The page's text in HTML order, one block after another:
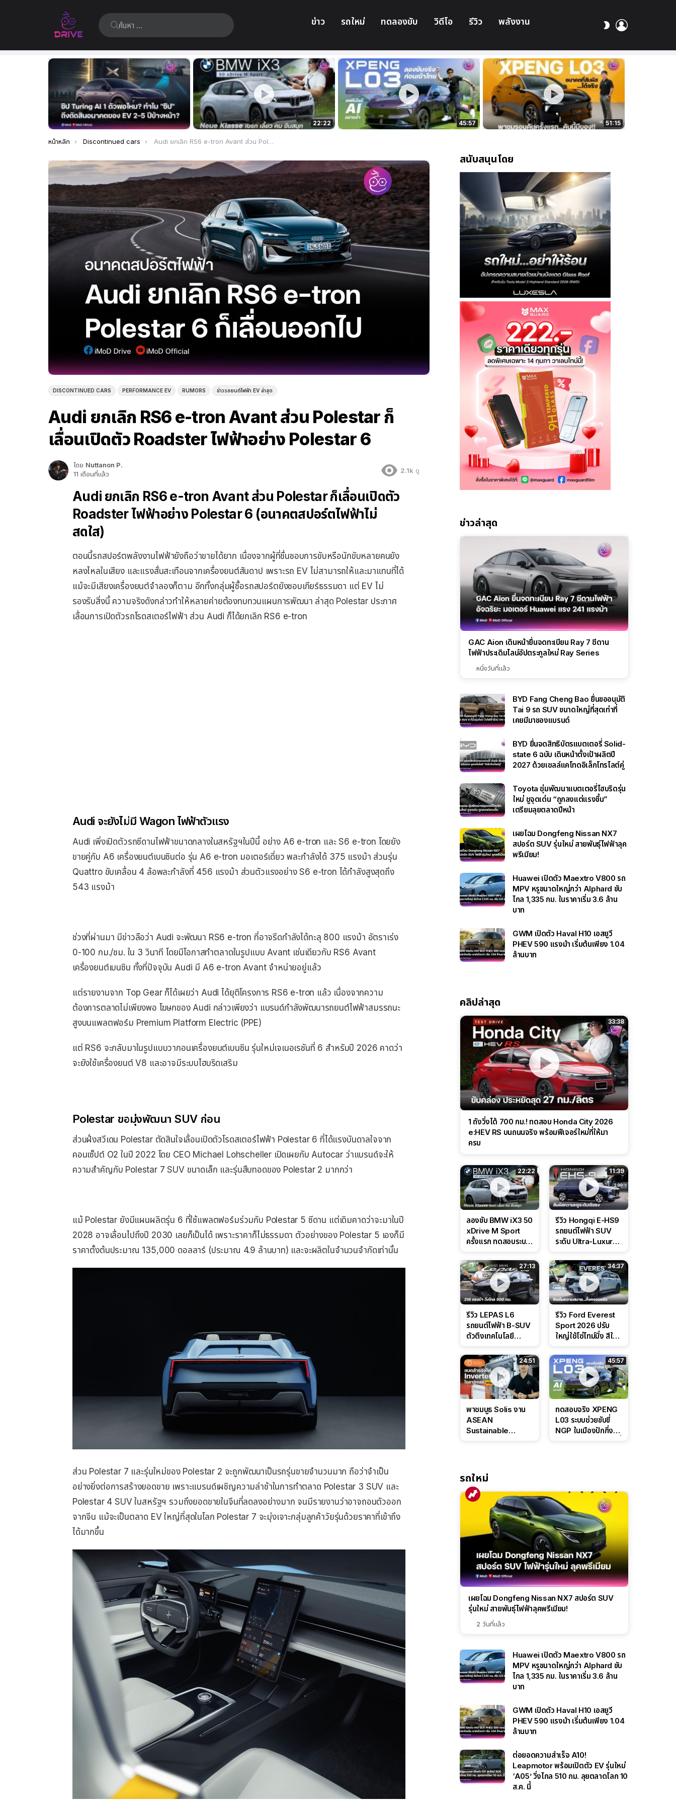
ค้นหา: ข่าว รถใหม่ ทดลองขับ วิดีโอ รีวิว พลังงาน
สลับ
เรื่อง
ล่าสุด
22:22 45:57 51:15
คุณอยู่ที่นี่:
หน้าหลัก Discontinued cars Audi ยกเลิก RS6 e-tron Avant ส่วน Polestar ก็เลื่อนเปิดตัว Roadster ไฟฟ้าอย่าง Polestar 6
DISCONTINUED CARS PERFORMANCE EV RUMORS ข่าวรถยนต์ไฟฟ้า EV ล่าสุด
Audi ยกเลิก RS6 e-tron Avant ส่วน Polestar ก็
เลื่อนเปิดตัว Roadster ไฟฟ้าอย่าง Polestar 6
โดย Nuttanon P.
11 เดือนที่แล้ว
2.1k ดู
Audi ยกเลิก RS6 e-tron Avant ส่วน Polestar ก็เลื่อนเปิดตัว
Roadster ไฟฟ้าอย่าง Polestar 6 (อนาคตสปอร์ตไฟฟ้าไม่
สดใส)
ตอนนี้รถสปอร์ตพลังงานไฟฟ้ายังถือว่าขายได้ยาก เนื่องจากผู้ที่ชื่นชอบการขับหรือนักขับหลายคนยัง
หลงไหลในเสียง และแรงสั่นสะเทือนจากเครื่องยนต์สันดาป เพราะรถ EV ไม่สามารถให้และมาแทนที่ได้
แม้จะมีเสียงเครื่องยนต์จำลองก็ตาม อีกทั้งกลุ่มผู้ซื้อรถสปอร์ตยังชอบเกียร์ธรรมดา แต่ EV ไม่
รองรับสิ่งนี้ ความจริงดังกล่าวทำให้หลายค่ายต้องทบทวนแผนการพัฒนา ล่าสุด Polestar ประกาศ
เลื่อนการเปิดตัวรถโรดสเตอร์ไฟฟ้า ส่วน Audi ก็ได้ยกเลิก RS6 e-tron
Audi จะยังไม่มี Wagon ไฟฟ้าตัวแรง
Audi เพิ่งเปิดตัวรถซีดานไฟฟ้าขนาดกลางในสหรัฐฯในปีนี้ อย่าง A6 e-tron และ S6 e-tron โดยยัง
ขายคู่กับ A6 เครื่องยนต์เบนซินต่อ รุ่น A6 e-tron มอเตอร์เดี่ยว พละกำลังได้ 375 แรงม้า ส่วนรุ่น
Quattro ขับเคลื่อน 4 ล้อพละกำลังที่ 456 แรงม้า ส่วนตัวแรงอย่าง S6 e-tron ได้กำลังสูงสุดถึง
543 แรงม้า
ช่วงที่ผ่านมา มีข่าวลือว่า Audi จะพัฒนา RS6 e-tron ที่อาจรีดกำลังได้ทะลุ 800 แรงม้า อัตราเร่ง
0-100 กม./ชม. ใน 3 วินาที โดยมีโอกาสทำตลาดในรูปแบบ Avant เช่นเดียวกับ RS6 Avant
เครื่องยนต์เบนซิน ทั้งที่ปัจจุบัน Audi มี A6 e-tron Avant จำหน่ายอยู่แล้ว
แต่รายงานจาก Top Gear ก็ได้เผยว่า Audi ได้ยุติโครงการ RS6 e-tron แล้ว เนื่องจากความ
ต้องการตลาดไม่เพียงพอ โฆษกของ Audi กล่าวเพียงว่า แบรนด์กำลังพัฒนารถยนต์ไฟฟ้าสมรรถนะ
สูงบนแพลตฟอร์ม Premium Platform Electric (PPE)
แต่ RS6 จะกลับมาในรูปแบบวากอนเครื่องยนต์เบนซิน รุ่นใหม่เจเนอเรชันที่ 6 สำหรับปี 2026 คาดว่า
จะยังใช้เครื่องยนต์ V8 และอาจมีระบบไฮบริดเสริม
Polestar ขอมุ่งพัฒนา SUV ก่อน
ส่วนฝั่งสวีเดน Polestar ตัดสินใจเลื่อนเปิดตัวโรดสเตอร์ไฟฟ้า Polestar 6 ที่ได้แรงบันดาลใจจาก
คอนเซ็ปต์ O2 ในปี 2022 โดย CEO Michael Lohscheller เปิดเผยกับ Autocar ว่าแบรนด์จะให้
ความสำคัญกับ Polestar 7 SUV ขนาดเล็ก และรุ่นสืบทอดของ Polestar 2 มากกว่า
แม้ Polestar ยังมีแผนผลิตรุ่น 6 ที่ใช้แพลตฟอร์มร่วมกับ Polestar 5 ซีดาน แต่เดิมคาดว่าจะมาในปี
2028 อาจเลื่อนไปถึงปี 2030 เลยก็เป็นได้ เพราะราคาก็ไม่ธรรมดา ตัวอย่างของ Polestar 5 เองก็มี
ราคาตั้งต้นประมาณ 135,000 ดอลลาร์ (ประมาณ 4.9 ล้านบาท) และจะผลิตในจำนวนจำกัดเท่านั้น
ส่วน Polestar 7 และรุ่นใหม่ของ Polestar 2 จะถูกพัฒนาเป็นรถรุ่นขายจำนวนมาก ถือว่าจำเป็น
อย่างยิ่งต่อการสร้างยอดขาย เพราะแบรนด์เผชิญความล่าช้าในการทำตลาด Polestar 3 SUV และ
Polestar 4 SUV ในสหรัฐฯ รวมถึงยอดขายในจีนที่ลดลงอย่างมาก จนมีรายงานว่าอาจถอนตัวออก
จากจีน แม้จะเป็นตลาด EV ใหญ่ที่สุดในโลก Polestar 7 จะมุ่งเจาะกลุ่มลูกค้าวัยรุ่นด้วยราคาที่เข้าถึง
ได้มากขึ้น
สนับสนุนโดย
ข่าวล่าสุด
GAC Aion เดินหน้ายื่นจดทะเบียน Ray 7 ซีดาน
ไฟฟ้าประเดิมไลน์อัปตระกูลใหม่ Ray Series
หนึ่งวันที่แล้ว
BYD Fang Cheng Bao ยื่นขออนุมัติ
Tai 9 รถ SUV ขนาดใหญ่ที่สุดเท่าที่
เคยมีมาของแบรนด์
BYD ยื่นจดสิทธิบัตรแบตเตอรี่ Solid-
state 6 ฉบับ เดินหน้าตั้งเป้าผลิตปี
2027 ด้วยเซลล์แคโทดอิเล็กโทรไลต์คู่
Toyota ซุ่มพัฒนาแบตเตอรี่ไฮบริดรุ่น
ใหม่ ชูจุดเด่น “ถูกลงแต่แรงขึ้น”
เตรียมลุยตลาดปีหน้า
เผยโฉม Dongfeng Nissan NX7
สปอร์ต SUV รุ่นใหม่ สายพันธุ์ไฟฟ้าลุค
พรีเมียม!
Huawei เปิดตัว Maextro V800 รถ
MPV หรูขนาดใหญ่กว่า Alphard ขับ
ไกล 1,335 กม. ในราคาเริ่ม 3.6 ล้าน
บาท
GWM เปิดตัว Haval H10 เอสยูวี
PHEV 590 แรงม้า เริ่มต้นเพียง 1.04
ล้านบาท
คลิปล่าสุด
33:38
1 ถังวิ่งได้ 700 กม.! ทดสอบ Honda City 2026
e:HEV RS บนถนนจริง พร้อมฟีเจอร์ใหม่ที่ให้มา
ครบ
22:22
ลองขับ BMW iX3 50
xDrive M Sport
ครั้งแรก ทดสอบระบบ
Performance แบบ
จัดเต็มในสนาม
11:39
รีวิว Hongqi E-HS9
รถยนต์ไฟฟ้า SUV
ระดับ Ultra-Luxury
CDC นุ่มหนึบเหนือ
ระดับ
27:13
รีวิว LEPAS L6
รถยนต์ไฟฟ้า B-SUV
ตัวตึงเทคโนโลยี
ล่างหนึบ ลุ้นราคา 7
แสนต้น
34:37
รีวิว Ford Everest
Sport 2026 ปรับ
ใหญ่ใช้โซ่ไทม์มิ่ง สีใหม่
ดุดันสไตล์ครอบครัว
สายลุย
24:51
พาชมบูธ Solis งาน
ASEAN
Sustainable
IntelliHouse และ
EverCORE โซลูชัน
ESS ครบวงจร
45:57
ทดสอบจริง XPENG
L03 ระบบช่วยขับขี่
NGP ในเมืองปักกิ่ง
รถใหม่
เผยโฉม Dongfeng Nissan NX7 สปอร์ต SUV
รุ่นใหม่ สายพันธุ์ไฟฟ้าลุคพรีเมียม!
2 วันที่แล้ว
Huawei เปิดตัว Maextro V800 รถ
MPV หรูขนาดใหญ่กว่า Alphard ขับ
ไกล 1,335 กม. ในราคาเริ่ม 3.6 ล้าน
บาท
GWM เปิดตัว Haval H10 เอสยูวี
PHEV 590 แรงม้า เริ่มต้นเพียง 1.04
ล้านบาท
ต่อยอดความสำเร็จ A10!
Leapmotor พร้อมเปิดตัว EV รุ่นใหม่
‘A05’ วิ่งไกล 510 กม. ลุยตลาดโลก 10
ส.ค. นี้